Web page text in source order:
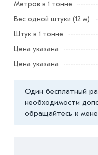
Профтруба позволяет
механизмы и опорные
разный уровень нагрузок.
Условия доставки и
ТУ 100х100х2 мм из
профессиональные
свяжутся с Вами для
или самовывоза.
Метров в 1 тонне
Вес одной штуки (12 м)
Штук в 1 тонне
Цена указана
Цена указана
Один бесплатный
необходимости
обращайтесь к